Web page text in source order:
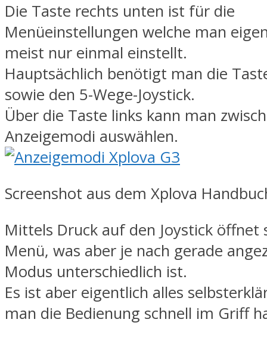
Die Taste rechts unten ist für die
Menüeinstellungen welche man
meist nur einmal einstellt.
Hauptsächlich benötigt man die
sowie den 5-Wege-Joystick.
Über die Taste links kann man
Anzeigemodi auswählen.
Screenshot aus dem Xplova
Mittels Druck auf den Joystick öffnet
Menü, was aber je nach gerade
Modus unterschiedlich ist.
Es ist aber eigentlich alles
man die Bedienung schnell im Griff